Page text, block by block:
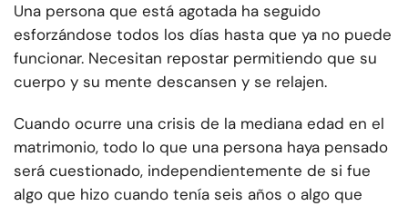
Una persona que está agotada ha seguido
esforzándose todos los días hasta que ya no puede
funcionar. Necesitan repostar permitiendo que su
cuerpo y su mente descansen y se relajen.
Cuando ocurre una crisis de la mediana edad en el
matrimonio, todo lo que una persona haya pensado
será cuestionado, independientemente de si fue
algo que hizo cuando tenía seis años o algo que